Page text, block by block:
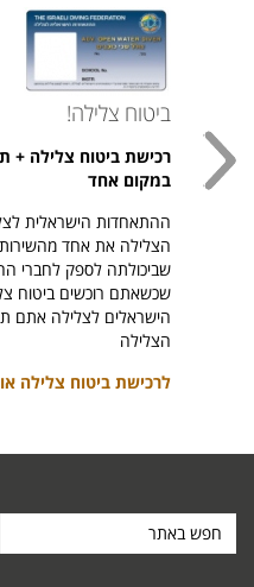
ביטוח צלילה!
רכישת ביטוח צלילה +
במקום אחד
ההתאחדות הישראלית
הצלילה את אחד
שביכולתה לספק לחברי
שכשאתם רוכשים ביטוח
הישראלים לצלילה אתם
הצלילה
לרכישת ביטוח צלילה
באתר